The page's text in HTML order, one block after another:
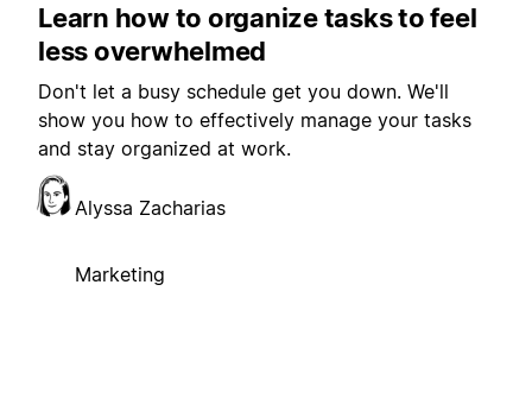
Learn how to organize tasks to feel
less overwhelmed
Don't let a busy schedule get you down. We'll
show you how to effectively manage your tasks
and stay organized at work.
Alyssa Zacharias
Marketing